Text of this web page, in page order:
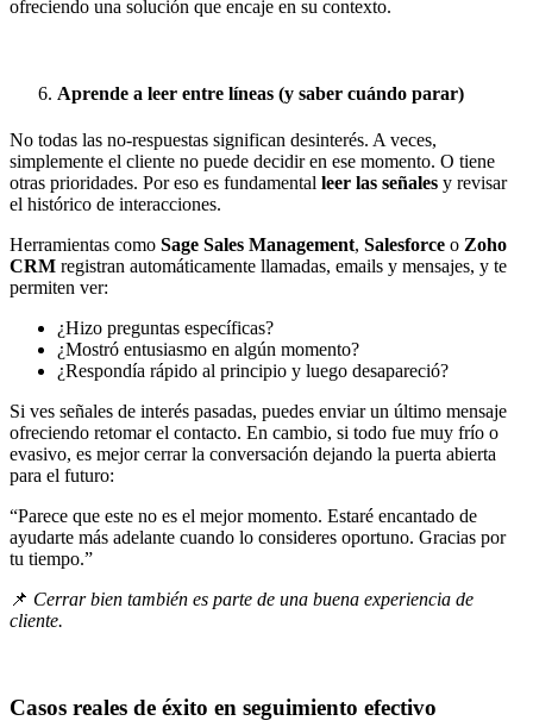
ofreciendo una solución que encaje en su contexto.
Aprende a leer entre líneas (y saber cuándo parar)
No todas las no-respuestas significan desinterés. A veces,
simplemente el cliente no puede decidir en ese momento. O tiene
otras prioridades. Por eso es fundamental leer las señales y revisar
el histórico de interacciones.
Herramientas como Sage Sales Management, Salesforce o Zoho
CRM registran automáticamente llamadas, emails y mensajes, y te
permiten ver:
¿Hizo preguntas específicas?
¿Mostró entusiasmo en algún momento?
¿Respondía rápido al principio y luego desapareció?
Si ves señales de interés pasadas, puedes enviar un último mensaje
ofreciendo retomar el contacto. En cambio, si todo fue muy frío o
evasivo, es mejor cerrar la conversación dejando la puerta abierta
para el futuro:
“Parece que este no es el mejor momento. Estaré encantado de
ayudarte más adelante cuando lo consideres oportuno. Gracias por
tu tiempo.”
📌 Cerrar bien también es parte de una buena experiencia de
cliente.
Casos reales de éxito en seguimiento efectivo